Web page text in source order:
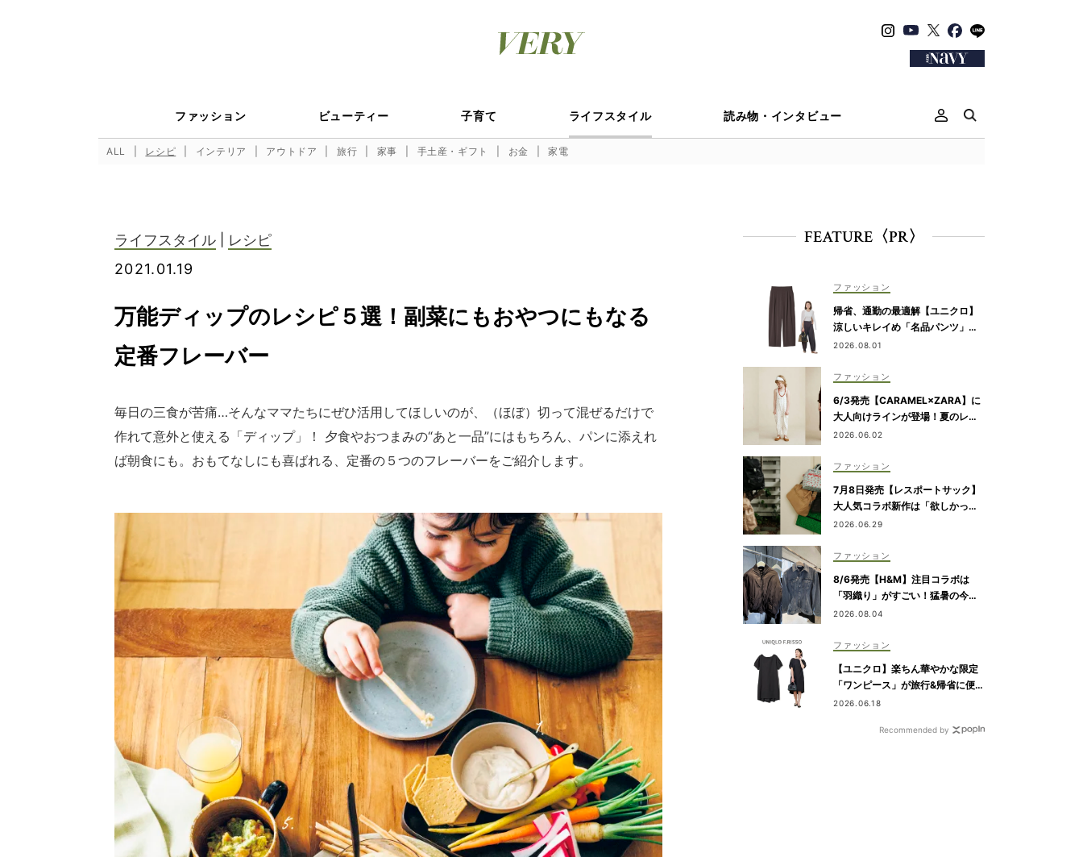
ファッション ビューティー 子育て ライフスタイル 読み物・インタビュー
ALL レシピ インテリア アウトドア 旅行 家事 手土産・ギフト お金 家電
ライフスタイル
レシピ
2021.01.19
万能ディップのレシピ５選！副菜にもおやつにもなる
定番フレーバー
毎日の三食が苦痛…そんなママたちにぜひ活用してほしいのが、（ほぼ）切って混ぜるだけで
作れて意外と使える「ディップ」！ 夕食やおつまみの“あと一品”にはもちろん、パンに添えれ
ば朝食にも。おもてなしにも喜ばれる、定番の５つのフレーバーをご紹介します。
FEATURE〈PR〉
ファッション
帰省、通勤の最適解【ユニクロ】
涼しいキレイめ「名品パンツ」は
ブラウンが使える！
2026.08.01
ファッション
6/3発売【CARAMEL×ZARA】に
大人向けラインが登場！夏のレジ
ャー・旅行にもおすすめ
2026.06.02
ファッション
7月8日発売【レスポートサック】
大人気コラボ新作は「欲しかっ
た」が詰まったリュック、バッグ
2026.06.29
ファッション
8/6発売【H&M】注目コラボは
「羽織り」がすごい！猛暑の今か
ら狙うべき完売必至アイテム
2026.08.04
ファッション
【ユニクロ】楽ちん華やかな限定
「ワンピース」が旅行&帰省に便
利！6/19発売
2026.06.18
Recommended by